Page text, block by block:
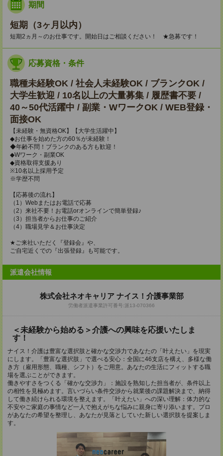
期間
短期（3ヶ月以内）
短期2ヵ月～のお仕事です。開始日はご相談ください！ ★急募です！
応募資格・条件
職種未経験OK / 社会人未経験OK / ブランクOK /
大学生歓迎 / 10名以上の大量募集 / 履歴書不要 /
40～50代活躍中 / 副業・WワークOK / WEB登録・
面接OK
【未経験・無資格OK】【大学生活躍中】
◆お仕事を始めた方の60％が未経験！
◆年齢不問！ブランクのある方も歓迎！
◆Wワーク・副業OK
◆資格取得支援あり
※10名以上採用予定
※学歴不問
【応募後の流れ】
（1）Webまたはお電話で応募
（2）来社不要！お電話orオンラインで簡単登録♪
（3）担当者からお仕事のご紹介
（4）職場見学＆お仕事決定
★ご来社いただく『登録会』や、
ご自宅近くでの『出張登録』も可能です。
派遣会社情報
株式会社ネオキャリア ナイス！介護事業部
労働者派遣事業許可番号:派13-070366
＜未経験から始める＞介護への興味を応援いたしま
す！
ナイス！介護は豊富な選択肢と確かな交渉力であなたの「叶えたい」を現実
にします。「豊富な選択肢」で選べる安心：全国に46支店を構え、多様な働
き方（雇用形態、職種、シフト）をご用意。あなたの生活にフィットする職
場を選ぶことができます。
働きやすさをつくる「確かな交渉力」：施設を熟知した担当者が、条件以上
の相性を見極めます。言いづらい条件交渉から就業後の課題解決まで、納得
して働き続けられる環境を整えます。「叶えたい」への深い理解：体力的な
不安やご家庭の事情など一人で抱えがちな悩みに親身に寄り添います。プロ
があなたの希望を整理し、あなたが見落としていた新しい選択肢を提案しま
す。